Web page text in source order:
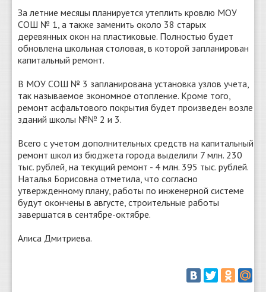
За летние месяцы планируется утеплить кровлю МОУ
СОШ № 1, а также заменить около 38 старых
деревянных окон на пластиковые. Полностью будет
обновлена школьная столовая, в которой запланирован
капитальный ремонт.
В МОУ СОШ № 3 запланирована установка узлов учета,
так называемое экономное отопление. Кроме того,
ремонт асфальтового покрытия будет произведен возле
зданий школы №№ 2 и 3.
Всего с учетом дополнительных средств на капитальный
ремонт школ из бюджета города выделили 7 млн. 230
тыс. рублей, на текущий ремонт - 4 млн. 395 тыс. рублей.
Наталья Борисовна отметила, что согласно
утвержденному плану, работы по инженерной системе
будут окончены в августе, строительные работы
завершатся в сентябре-октябре.
Алиса Дмитриева.